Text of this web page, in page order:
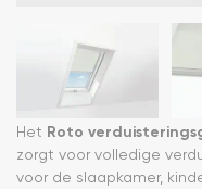
Het Roto
zorgt voor volledige
voor de slaapkamer,